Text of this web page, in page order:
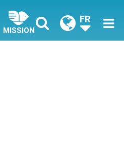
MISSION
FR